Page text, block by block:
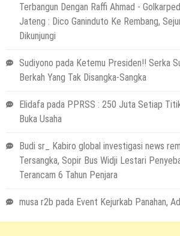
Terbangun Dengan Raffi Ahmad -
Jateng : Dico Ganinduto Ke Rembang,
Dikunjungi
Sudiyono pada Ketemu Presiden!! Serka
Berkah Yang Tak Disangka-Sangka
Elidafa pada PPRSS : 250 Juta Setiap
Buka Usaha
Budi sr_ Kabiro global investigasi news
Tersangka, Sopir Bus Widji Lestari
Terancam 6 Tahun Penjara
musa r2b pada Event Kejurkab Panahan,